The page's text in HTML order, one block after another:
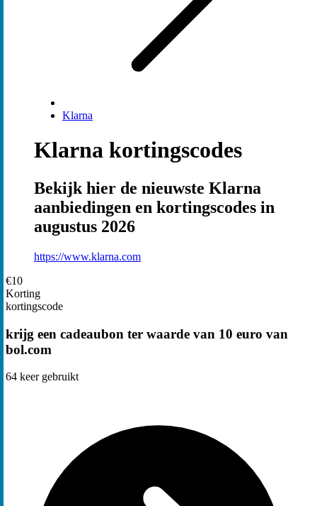
Klarna
Klarna kortingscodes
Bekijk hier de nieuwste Klarna
aanbiedingen en kortingscodes in
augustus 2026
https://www.klarna.com
€10
Korting
kortingscode
krijg een cadeaubon ter waarde van 10 euro van
bol.com
64 keer gebruikt